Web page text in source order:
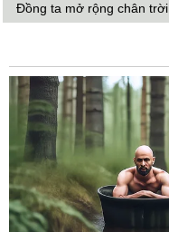
Đồng ta mở rộng chân trời